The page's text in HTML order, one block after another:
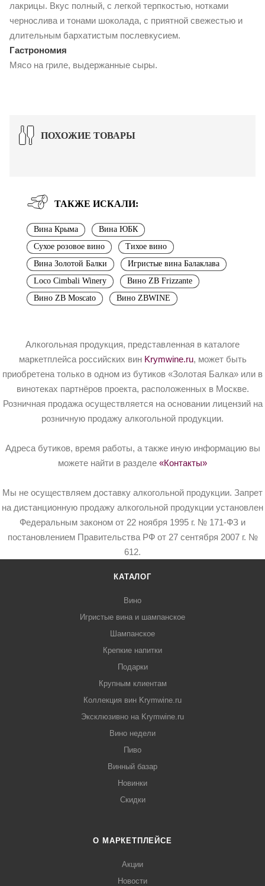
лакрицы. Вкус полный, с легкой терпкостью, нотками
чернослива и тонами шоколада, с приятной свежестью и
длительным бархатистым послевкусием.
Гастрономия
Мясо на гриле, выдержанные сыры.
ПОХОЖИЕ ТОВАРЫ
ТАКЖЕ ИСКАЛИ:
Вина Крыма
Вина ЮБК
Сухое розовое вино
Тихое вино
Вина Золотой Балки
Игристые вина Балаклава
Loco Cimbali Winery
Вино ZB Frizzante
Вино ZB Moscato
Вино ZBWINE
Алкогольная продукция, представленная в каталоге
маркетплейса российских вин Krymwine.ru, может быть
приобретена только в одном из бутиков «Золотая Балка» или в
винотеках партнёров проекта, расположенных в Москве.
Розничная продажа осуществляется на основании лицензий на
розничную продажу алкогольной продукции.
Адреса бутиков, время работы, а также иную информацию вы
можете найти в разделе «Контакты»
Мы не осуществляем доставку алкогольной продукции. Запрет
на дистанционную продажу алкогольной продукции установлен
Федеральным законом от 22 ноября 1995 г. № 171-ФЗ и
постановлением Правительства РФ от 27 сентября 2007 г. №
612.
КАТАЛОГ
Вино
Игристые вина и шампанское
Шампанское
Крепкие напитки
Подарки
Крупным клиентам
Коллекция вин Krymwine.ru
Эксклюзивно на Krymwine.ru
Вино недели
Пиво
Винный базар
Новинки
Скидки
О МАРКЕТПЛЕЙСЕ
Акции
Новости